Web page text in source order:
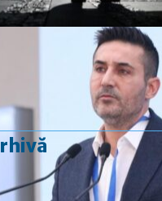
»
iulie 2024